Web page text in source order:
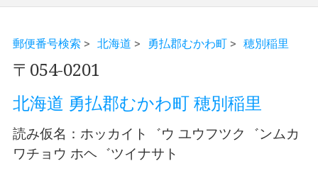
郵便番号検索 > 北海道 > 勇払郡むかわ町> 穂別稲里
〒054-0201
北海道 勇払郡むかわ町 穂別稲里
読み仮名：ホッカイト゛ウ ユウフツク゛ンムカ
ワチョウ ホヘ゛ツイナサト